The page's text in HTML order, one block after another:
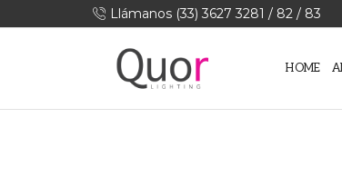
Llámanos (33) 3627 3281 / 82 / 83
HOME